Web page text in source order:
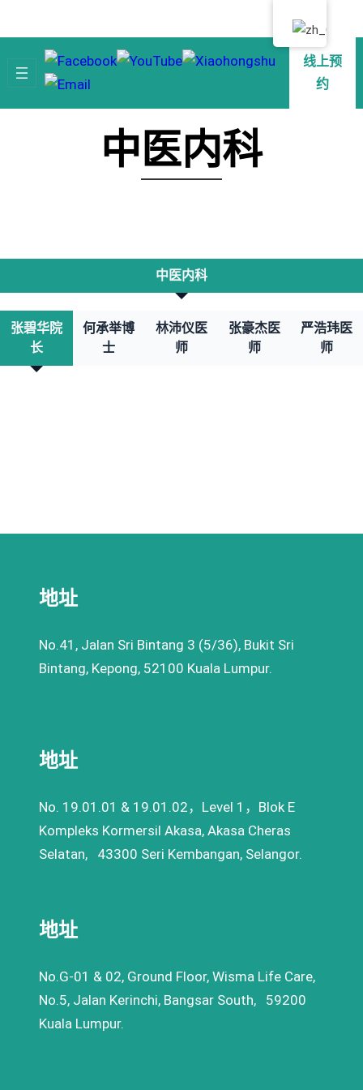
至
内
线上预
约
中医内科
中医内科
张碧华院
长
何承举博
士
林沛仪医
师
张豪杰医
师
严浩玮医
师
地址
No.41, Jalan Sri Bintang 3 (5/36), Bukit Sri
Bintang, Kepong, 52100 Kuala Lumpur.
地址
No. 19.01.01 & 19.01.02，Level 1，Blok E
Kompleks Kormersil Akasa, Akasa Cheras
Selatan, 43300 Seri Kembangan, Selangor.
地址
No.G-01 & 02, Ground Floor, Wisma Life Care,
No.5, Jalan Kerinchi, Bangsar South, 59200
Kuala Lumpur.